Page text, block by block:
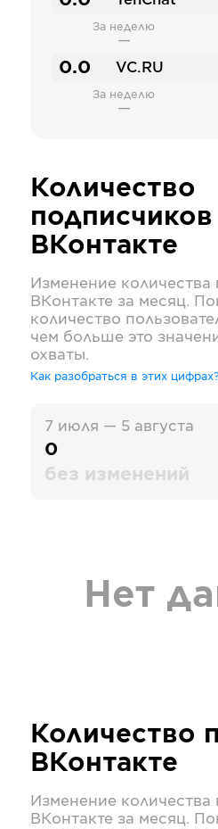
За неделю
—
0.0 VC.RU
За неделю
—
Количество
подписчиков
ВКонтакте
Изменение количества
ВКонтакте за месяц.
количество
чем больше это
охваты.
Как разобраться в этих
7 июля — 5 августа
0
без изменений
Нет
Количество
ВКонтакте
Изменение количества
ВКонтакте за месяц.